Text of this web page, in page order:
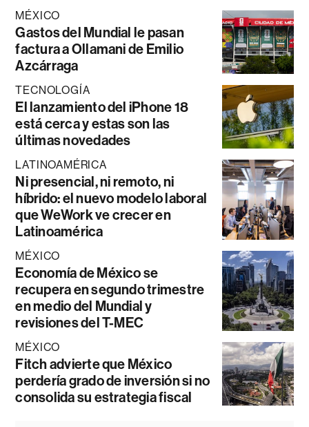
MÉXICO
Gastos del Mundial le pasan
factura a Ollamani de Emilio
Azcárraga
TECNOLOGÍA
El lanzamiento del iPhone 18
está cerca y estas son las
últimas novedades
LATINOAMÉRICA
Ni presencial, ni remoto, ni
híbrido: el nuevo modelo laboral
que WeWork ve crecer en
Latinoamérica
MÉXICO
Economía de México se
recupera en segundo trimestre
en medio del Mundial y
revisiones del T-MEC
MÉXICO
Fitch advierte que México
perdería grado de inversión si no
consolida su estrategia fiscal